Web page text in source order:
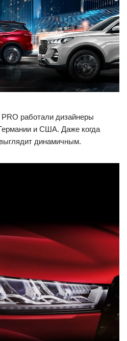
работали дизайнеры
и США. Даже когда
динамичным.